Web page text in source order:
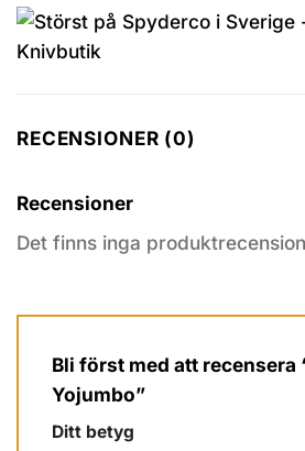
RECENSIONER (0)
Recensioner
Det finns inga
Bli först med att recensera
Yojumbo”
Ditt betyg